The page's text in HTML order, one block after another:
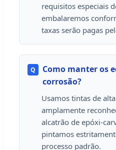
requisitos especiais
embalaremos
taxas serão pagas
Q
Como manter os
corrosão?
Usamos tintas de
amplamente
alcatrão de epóxi-
pintamos
processo padrão.